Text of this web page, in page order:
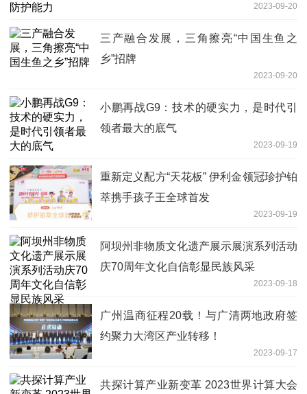
2023-09-20
三产融合发展，三角擦亮“中国生鱼之
乡”招牌
2023-09-20
小鹏再战G9：技术的硬实力，是时代引
领者最大的底气
2023-09-19
重新定义配方“天花板” 伊利金领冠珍护铂
萃携手孩子王全球首发
2023-09-19
阿坝州非物质文化遗产展示展演系列活动
庆70周年文化自信彰显民族风采
2023-09-18
广州温商征程20载！与广清两地政府签
约聚力大湾区产业转移！
2023-09-17
共探计算产业新变革 2023世界计算大会